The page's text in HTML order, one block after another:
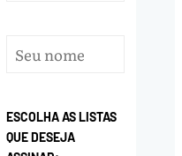
ESCOLHA AS LISTAS
QUE DESEJA